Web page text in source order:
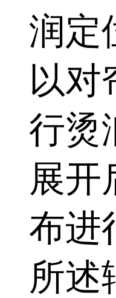
润定
以对
行烫
展开
布进
所述